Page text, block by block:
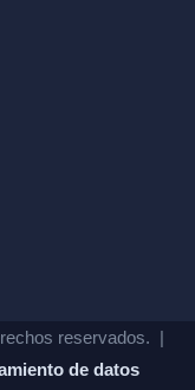
reservados. |
de datos